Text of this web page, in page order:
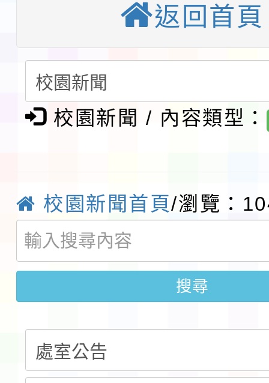
展演活動實施計畫」
請一案
社團法人中華民國畫
026 ART TAIPEI臺北
會」之「藝術教育日」
淨零綠領人才培育課程
檢送桃園市115學年度
及師生本土語及新住民
115年食農教育專業人
鎮韌性（防空）演習－
速演練執行計畫」
「115年金融知識線上
法」
本校115學年度第1學
第3次招考代課鐘點教
告(不再辦理後續甄選)
檢送「桃園市115學年
賽實施要點」1份
本市「115學年度學生
程安排一案
「桃園市補助參觀特色
展演活動實施計畫」
社團法人中華民國畫廊
返回首頁
校園新聞 / 內容類型：
校園新聞首頁/瀏覽：
搜尋